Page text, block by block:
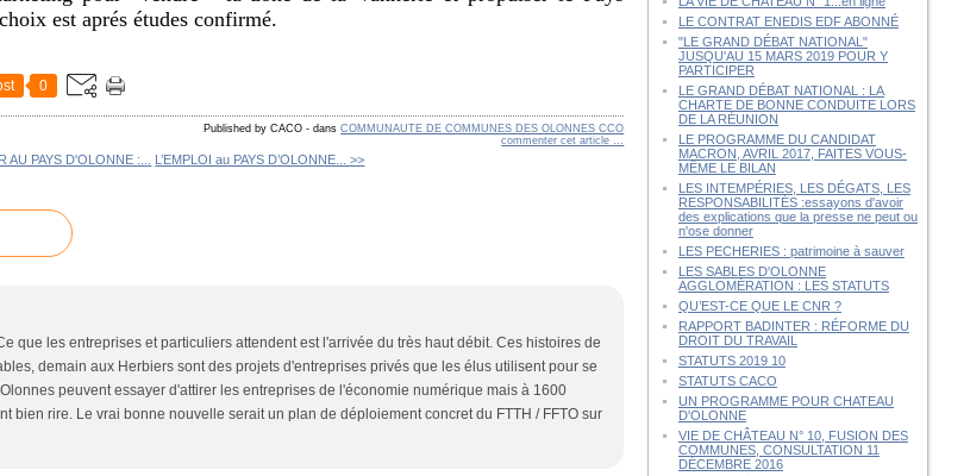
est aprés études confirmé.
0
Published by CACO - dansCOMMUNAUTE DE COMMUNES DES OLONNES CCO
commenter cet article
AU PAYS D'OLONNE :... L’EMPLOI au PAYS D’OLONNE... >>
que les entreprises et particuliers attendent est l'arrivée du très haut débit. Ces histoires de
demain aux Herbiers sont des projets d'entreprises privés que les élus utilisent pour se
peuvent essayer d'attirer les entreprises de l'économie numérique mais à 1600
bien rire. Le vrai bonne nouvelle serait un plan de déploiement concret du FTTH / FFTO sur
LE CONTRAT ENEDIS EDF ABONNÉ
"LE GRAND DÉBAT NATIONAL"
JUSQU'AU 15 MARS 2019 POUR Y
PARTICIPER
LE GRAND DÉBAT NATIONAL : LA
CHARTE DE BONNE CONDUITE LORS
DE LA RÉUNION
LE PROGRAMME DU CANDIDAT
MACRON, AVRIL 2017, FAITES VOUS-
MÊME LE BILAN
LES INTEMPÉRIES, LES DÉGATS, LES
RESPONSABILITÉS :essayons d'avoir
des explications que la presse ne peut ou
n'ose donner
LES PECHERIES : patrimoine à sauver
LES SABLES D'OLONNE
AGGLOMÉRATION : LES STATUTS
QU’EST-CE QUE LE CNR ?
RAPPORT BADINTER : RÉFORME DU
DROIT DU TRAVAIL
STATUTS 2019 10
STATUTS CACO
UN PROGRAMME POUR CHATEAU
D'OLONNE
VIE DE CHÂTEAU N° 10, FUSION DES
COMMUNES, CONSULTATION 11
DÉCEMBRE 2016